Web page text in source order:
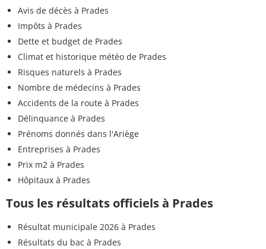
Avis de décès à Prades
Impôts à Prades
Dette et budget de Prades
Climat et historique météo de Prades
Risques naturels à Prades
Nombre de médecins à Prades
Accidents de la route à Prades
Délinquance à Prades
Prénoms donnés dans l'Ariège
Entreprises à Prades
Prix m2 à Prades
Hôpitaux à Prades
Tous les résultats officiels à Prades
Résultat municipale 2026 à Prades
Résultats du bac à Prades